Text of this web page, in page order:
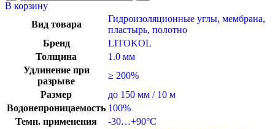
В корзину
Вид товара
Гидроизоляционные углы, мембрана,
пластырь, полотно
Бренд
LITOKOL
Толщина
1.0 мм
Удлинение при
разрыве
≥ 200%
Размер
до 150 мм / 10 м
Водонепроницаемость 100%
Темп. применения
-30…+90°C